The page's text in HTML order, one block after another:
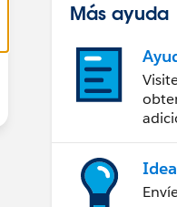
Más ayuda